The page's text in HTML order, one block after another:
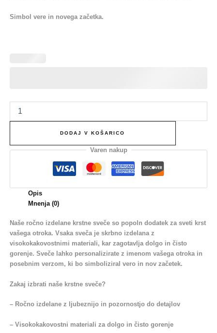
Simbol vere in novega začetka.
DODAJ V KOŠARICO
Varen nakup
Opis
Mnenja (0)
Naše ročno izdelane krstne sveče so popoln dodatek za sveti krst
vašega otroka. Vsaka sveča je skrbno izdelana z
visokokakovostnimi materiali, kar zagotavlja dolgo in čisto
gorenje. Sveče lahko personalizirate z imenom vašega otroka in
posebnim verzom, ki bo simboliziral vero in nov začetek.
Zakaj izbrati naše krstne sveče?
– Ročno izdelane z ljubeznijo in pozornostjo do detajlov
– Visokokakovostni materiali za dolgo in čisto gorenje